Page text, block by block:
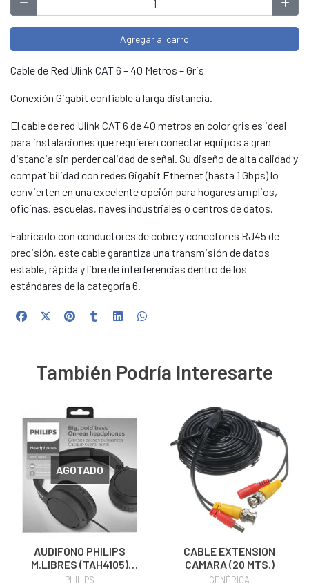
Agregar al carro
Cable de Red Ulink CAT 6 – 40 Metros – Gris
Conexión Gigabit confiable a larga distancia.
El cable de red Ulink CAT 6 de 40 metros en color gris es ideal
para instalaciones que requieren conectar equipos a gran
distancia sin perder calidad de señal. Su diseño de alta calidad y
compatibilidad con redes Gigabit Ethernet (hasta 1 Gbps) lo
convierten en una excelente opción para hogares amplios,
oficinas, escuelas, naves industriales o centros de datos.
Fabricado con conductores de cobre y conectores RJ45 de
precisión, este cable garantiza una transmisión de datos
estable, rápida y libre de interferencias dentro de los
estándares de la categoría 6.
También Podría Interesarte
AGOTADO
AUDIFONO PHILIPS
M.LIBRES (TAH4105)
Negro
PHILIPS
CABLE EXTENSION
CAMARA (20 MTS.)
GENÉRICA